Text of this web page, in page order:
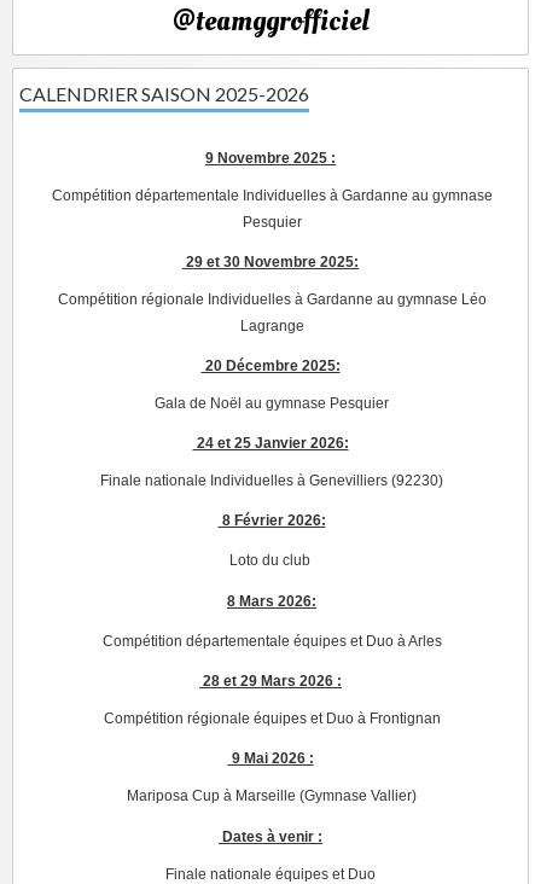
@teamggrofficiel
CALENDRIER SAISON 2025-2026
9 Novembre 2025 :
Compétition départementale Individuelles à Gardanne au gymnase
Pesquier
29 et 30 Novembre 2025:
Compétition régionale Individuelles à Gardanne au gymnase Léo
Lagrange
20 Décembre 2025:
Gala de Noël au gymnase Pesquier
24 et 25 Janvier 2026:
Finale nationale Individuelles à Genevilliers (92230)
8 Février 2026:
Loto du club
8 Mars 2026:
Compétition départementale équipes et Duo à Arles
28 et 29 Mars 2026 :
Compétition régionale équipes et Duo à Frontignan
9 Mai 2026 :
Mariposa Cup à Marseille (Gymnase Vallier)
Dates à venir :
Finale nationale équipes et Duo